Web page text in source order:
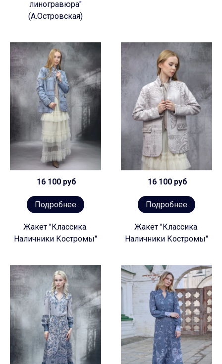
линогравюра"
(А.Островская)
16 100 руб
Подробнее
Жакет "Классика.
Наличники Костромы"
16 100 руб
Подробнее
Жакет "Классика.
Наличники Костромы"